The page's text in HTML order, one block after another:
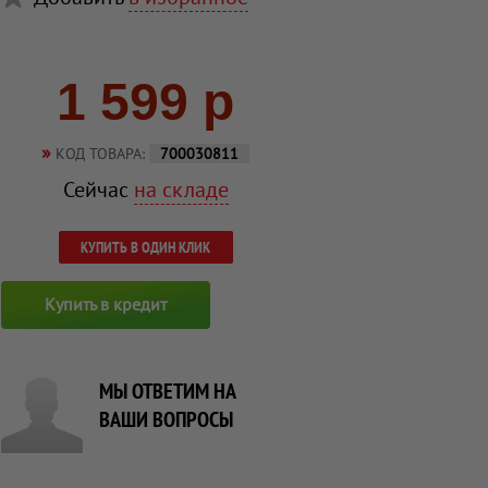
1 599 р
» КОД ТОВАРА: 700030811
Сейчас на складе
КУПИТЬ В ОДИН КЛИК
Купить в кредит
МЫ ОТВЕТИМ НА
ВАШИ ВОПРОСЫ